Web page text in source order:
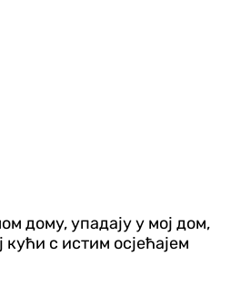
дому, упадају у мој дом,
с истим осјећајем